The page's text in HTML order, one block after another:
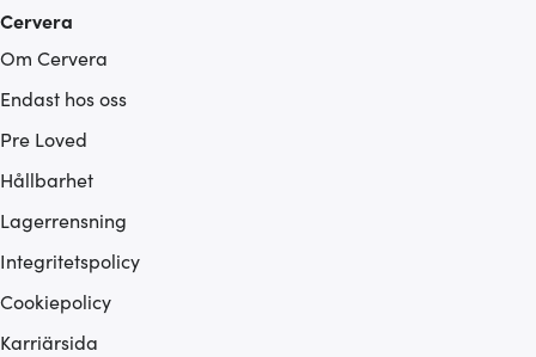
Cervera
Om Cervera
Endast hos oss
Pre Loved
Hållbarhet
Lagerrensning
Integritetspolicy
Cookiepolicy
Karriärsida